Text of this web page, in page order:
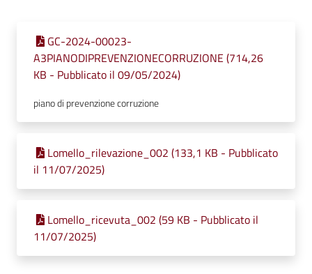
GC-2024-00023-
A3PIANODIPREVENZIONECORRUZIONE (714,26
KB - Pubblicato il 09/05/2024)
piano di prevenzione corruzione
Lomello_rilevazione_002 (133,1 KB - Pubblicato
il 11/07/2025)
Lomello_ricevuta_002 (59 KB - Pubblicato il
11/07/2025)